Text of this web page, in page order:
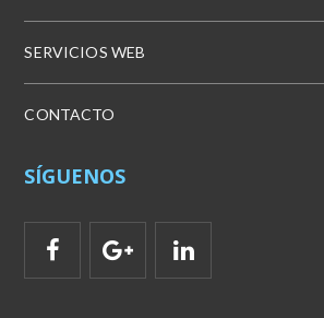
SERVICIOS WEB
CONTACTO
SÍGUENOS